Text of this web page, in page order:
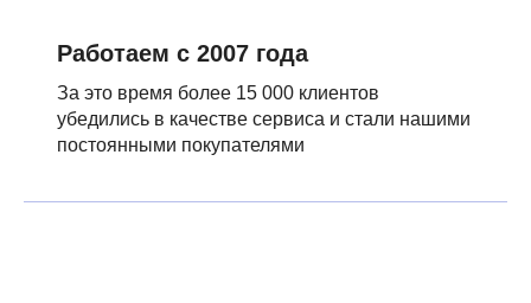
Работаем с 2007 года
За это время более 15 000 клиентов
убедились в качестве сервиса и стали нашими
постоянными покупателями